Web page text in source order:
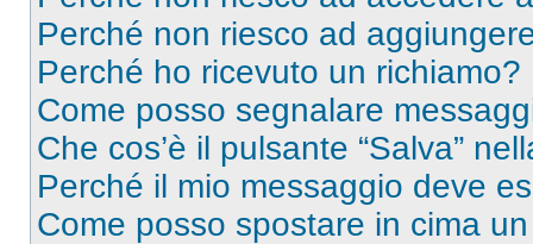
Perché non riesco ad
Perché ho ricevuto un richiamo?
Come posso segnalare
Che cos’è il pulsante “Salva”
Perché il mio messaggio deve
Come posso spostare in cima